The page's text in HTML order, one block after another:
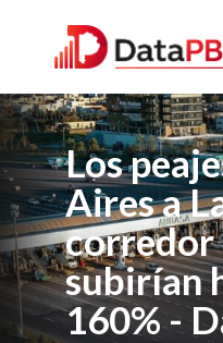
Los
Aires a
corredor
subirían
160% -